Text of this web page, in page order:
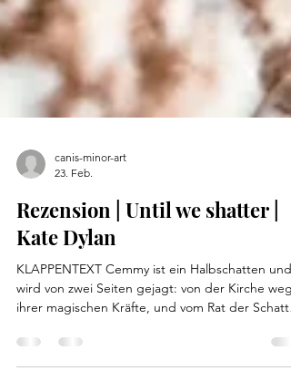
canis-minor-art
23. Feb.
Rezension | Until we shatter |
Kate Dylan
KLAPPENTEXT Cemmy ist ein Halbschatten und
ihrer magischen Kräfte, und vom Rat der